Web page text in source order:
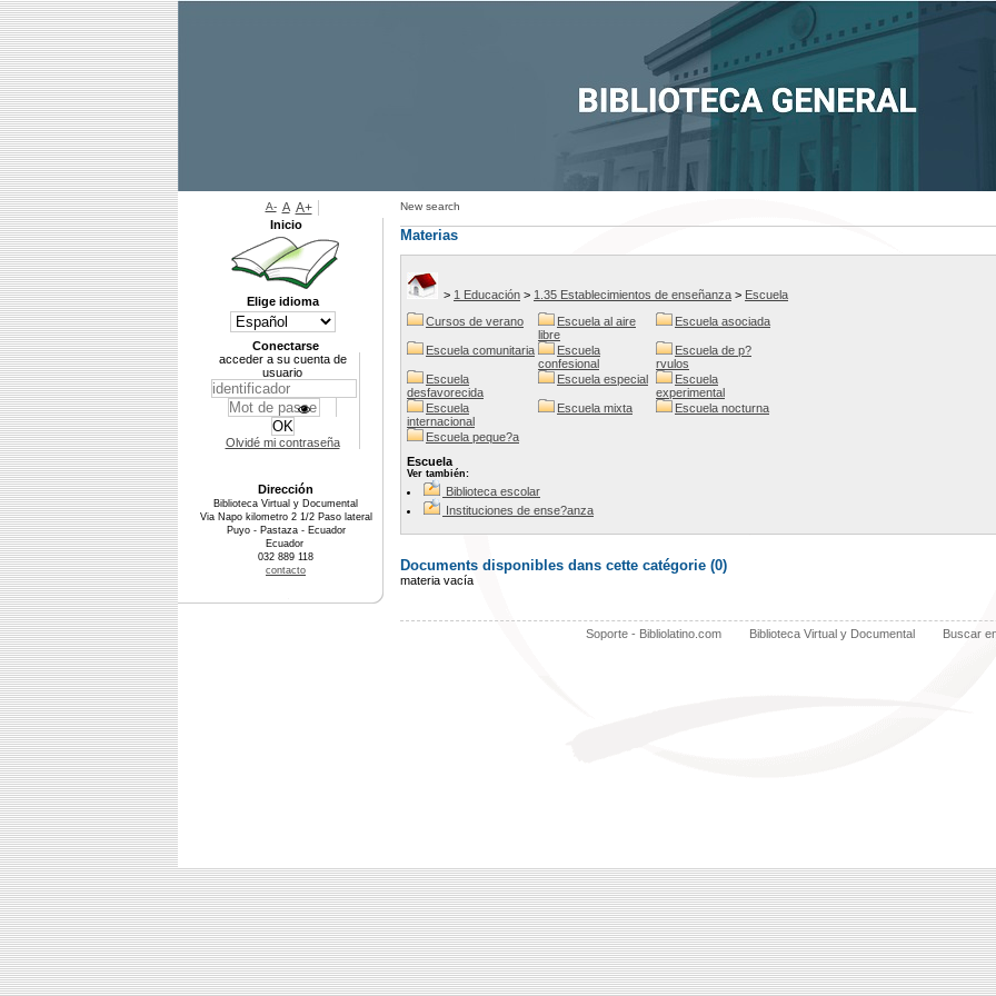
New search
Materias
> 1 Educación > 1.35 Establecimientos de enseñanza > Escuela
Cursos de verano
Escuela al aire
libre
Escuela asociada
Escuela comunitaria
Escuela
confesional
Escuela de p?
rvulos
Escuela
desfavorecida
Escuela especial
Escuela
experimental
Escuela
internacional
Escuela mixta Escuela nocturna
Escuela peque?a
Escuela
Ver también:
Biblioteca escolar
Instituciones de ense?anza
Documents disponibles dans cette catégorie (0)
materia vacía
Soporte - Bibliolatino.com Biblioteca Virtual y Documental Buscar
A- A A+
Inicio
Elige idioma
Conectarse
acceder a su cuenta de
usuario
Olvidé mi contraseña
Dirección
Biblioteca Virtual y Documental
Via Napo kilometro 2 1/2 Paso lateral
Puyo - Pastaza - Ecuador
Ecuador
032 889 118
contacto